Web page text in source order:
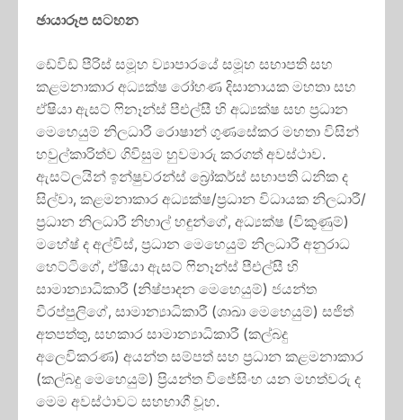
ඡායාරූප සටහන
ඩේවිඩ් පීරිස් සමූහ ව්‍යාපාරයේ සමූහ සභාපති සහ
කළමනාකාර අධ්‍යක්ෂ රෝහණ දිසානායක මහතා සහ
ඒෂියා ඇසට් ෆිනෑන්ස් පීඑල්සී හි අධ්‍යක්ෂ සහ ප්‍රධාන
මෙහෙයුම් නිලධාරී රොෂාන් ගුණසේකර මහතා විසින්
හවුල්කාරිත්ව ගිවිසුම හුවමාරු කරගත් අවස්ථාව.
ඇසට්ලයින් ඉන්ෂුවරන්ස් බ්‍රෝකර්ස් සභාපති ධනික ද
සිල්වා, කළමනාකාර අධ්‍යක්ෂ/ප්‍රධාන විධායක නිලධාරී/
ප්‍රධාන නිලධාරී නිහාල් හඳුන්ගේ, අධ්‍යක්ෂ (විකුණුම්)
මහේෂ් ද අල්විස්, ප්‍රධාන මෙහෙයුම් නිලධාරී අනුරාධ
හෙට්ටිගේ, ඒෂියා ඇසට් ෆිනෑන්ස් පීඑල්සී හි
සාමාන්‍යාධිකාරී (නිෂ්පාදන මෙහෙයුම්) ජයන්ත
වීරප්පුලිගේ, සාමාන්‍යාධිකාරී (ශාඛා මෙහෙයුම්) සජිත්
අතපත්තු, සහකාර සාමාන්‍යාධිකාරී (කල්බදු
අලෙවිකරණ) අයන්ත සම්පත් සහ ප්‍රධාන කළමනාකාර
(කල්බදු මෙහෙයුම්) ප්‍රියන්ත විජේසිංහ යන මහත්වරු ද
මෙම අවස්ථාවට සහභාගී වූහ.